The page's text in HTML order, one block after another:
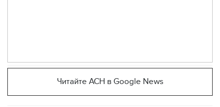
Читайте АСН в Google News